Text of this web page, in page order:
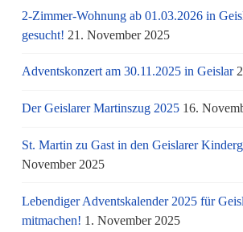
2-Zimmer-Wohnung ab 01.03.2026 in
gesucht! 21. November 2025
Adventskonzert am 30.11.2025 in Geislar
Der Geislarer Martinszug 2025 16.
St. Martin zu Gast in den Geislarer
November 2025
Lebendiger Adventskalender 2025 für
mitmachen! 1. November 2025